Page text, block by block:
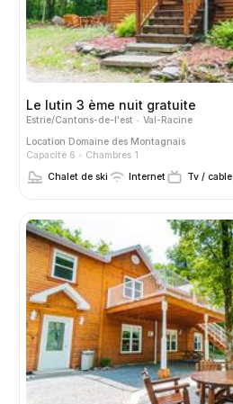
Le lutin 3 ème nuit gratuite
Estrie/Cantons-de-l'est
Val-Racine
Location Domaine des Montagnais
Capacité 6
Chambres 1
Chalet de ski
Internet Tv / cable